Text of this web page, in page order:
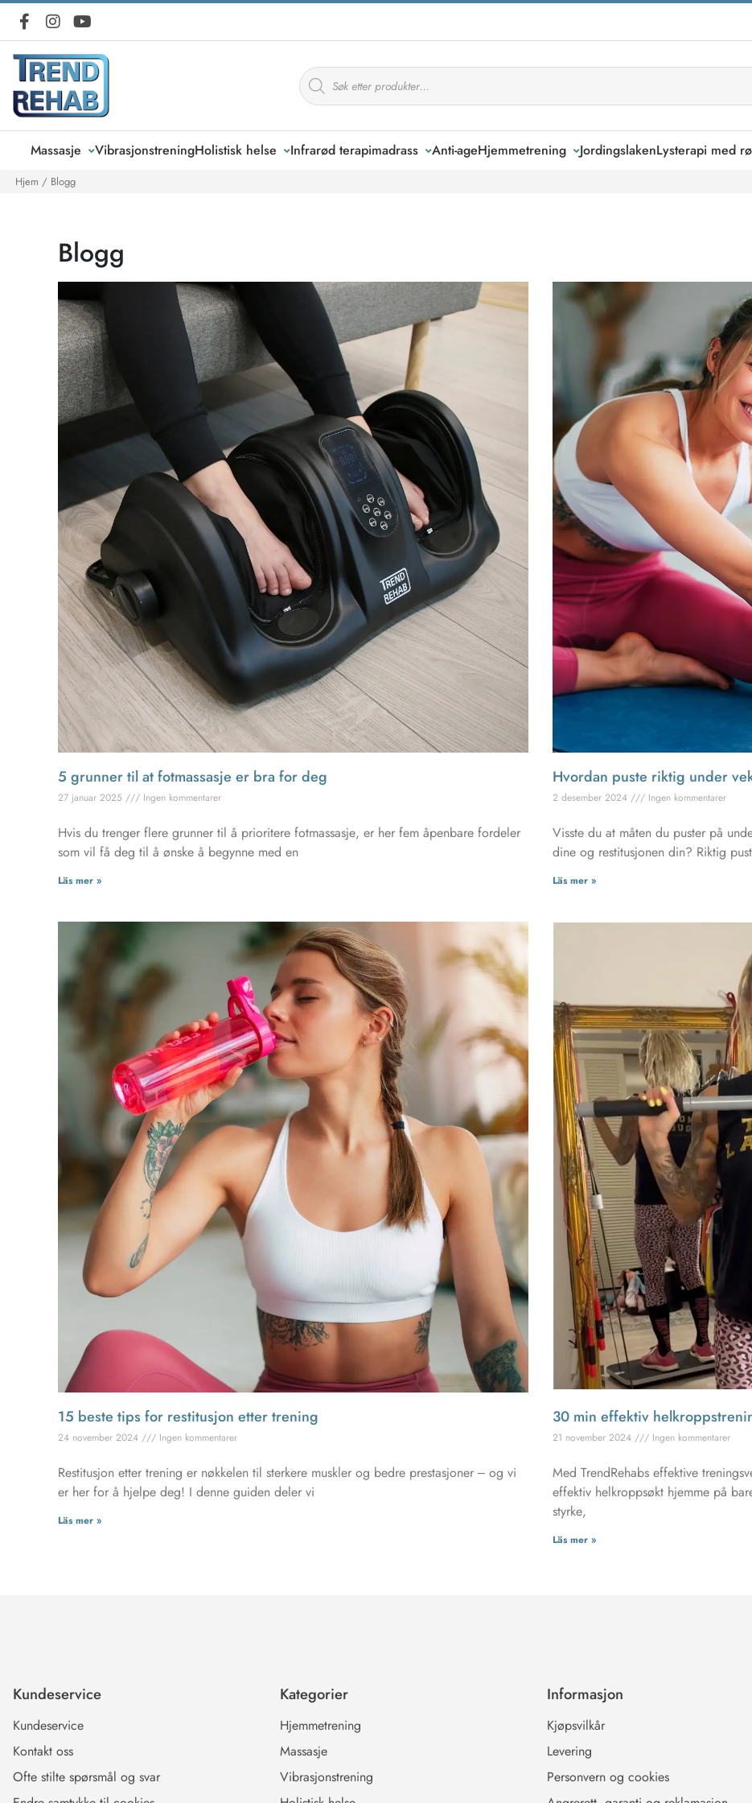
Massasje VibrasjonstreningHolistisk helse Infrarød terapimadrass Anti-ageHjemmetrening JordingslakenLysterapi med
Hjem / Blogg
Blogg
5 grunner til at fotmassasje er bra for deg
27 januar 2025 Ingen kommentarer
Hvis du trenger flere grunner til å prioritere fotmassasje, er her fem åpenbare fordeler
som vil få deg til å ønske å begynne med en
Läs mer »
Hvordan puste riktig under
2 desember 2024 Ingen kommentarer
Visste du at måten du puster på
dine og restitusjonen din? Riktig
Läs mer »
15 beste tips for restitusjon etter trening
24 november 2024 Ingen kommentarer
Restitusjon etter trening er nøkkelen til sterkere muskler og bedre prestasjoner – og vi
er her for å hjelpe deg! I denne guiden deler vi
Läs mer »
30 min effektiv
21 november 2024 Ingen kommentarer
Med TrendRehabs effektive
effektiv helkroppsøkt hjemme på
styrke,
Läs mer »
Kundeservice
Kundeservice
Kontakt oss
Ofte stilte spørsmål og svar
Kategorier
Hjemmetrening
Massasje
Vibrasjonstrening
Informasjon
Kjøpsvilkår
Levering
Personvern og cookies